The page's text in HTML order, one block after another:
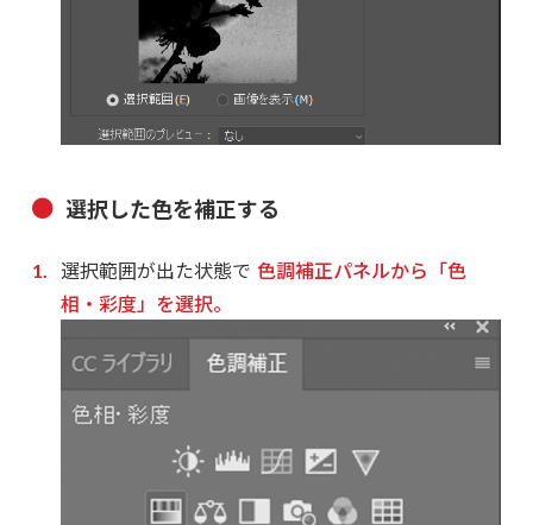
選択した色を補正する
選択範囲が出た状態で 色調補正パネルから「色
相・彩度」を選択。